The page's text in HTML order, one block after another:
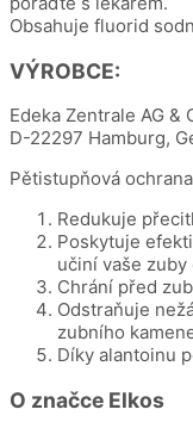
Obsahuje fluorid
VÝROBCE:
Edeka Zentrale AG &
D-22297 Hamburg,
Pětistupňová
Redukuje
Poskytuje
učiní vaše
Chrání před
Odstraňuje
zubního
Díky alantoinu
O značce Elkos